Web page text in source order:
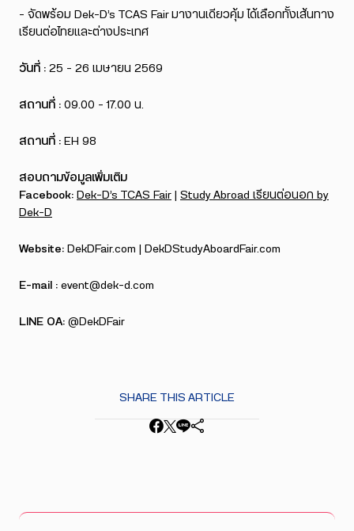
– จัดพร้อม Dek-D’s TCAS Fair มางานเดียวคุ้ม ได้เลือกทั้งเส้นทาง
เรียนต่อไทยและต่างประเทศ
วันที่ : 25 – 26 เมษายน 2569
สถานที่ : 09.00 – 17.00 น.
สถานที่ : EH 98
สอบถามข้อมูลเพิ่มเติม
Facebook: Dek-D’s TCAS Fair
Study Abroad เรียนต่อนอก by
Dek-D
Website: DekDFair.com | DekDStudyAboardFair.com
E-mail : event@dek-d.com
LINE OA: @DekDFair
SHARE THIS ARTICLE